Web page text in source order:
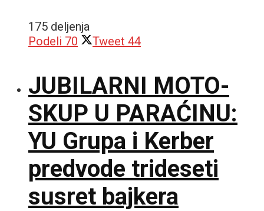
175 deljenja
Podeli 70 Tweet 44
JUBILARNI MOTO-
SKUP U PARAĆINU:
YU Grupa i Kerber
predvode trideseti
susret bajkera